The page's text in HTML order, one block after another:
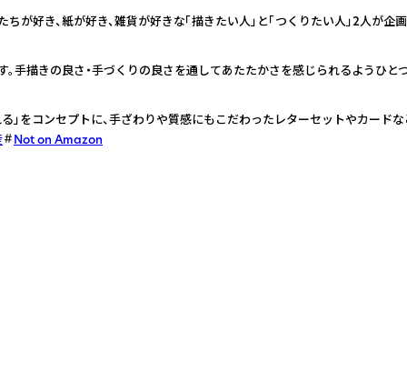
が好き、紙が好き、雑貨が好きな「描きたい人」と「つくりたい人」2人が企
手描きの良さ・手づくりの良さを通してあたたかさを感じられるようひと
る」をコンセプトに、手ざわりや質感にもこだわったレターセットやカード
Not on Amazon